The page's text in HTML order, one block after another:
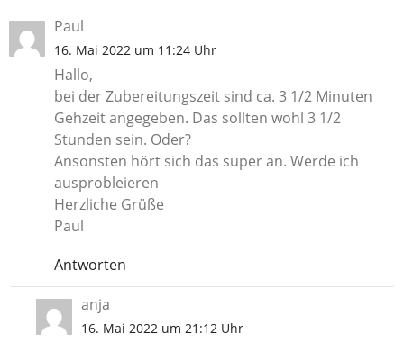
Paul
16. Mai 2022 um 11:24 Uhr
Hallo,
bei der Zubereitungszeit sind ca. 3 1/2 Minuten
Gehzeit angegeben. Das sollten wohl 3 1/2
Stunden sein. Oder?
Ansonsten hört sich das super an. Werde ich
ausprobleieren
Herzliche Grüße
Paul
Antworten
anja
16. Mai 2022 um 21:12 Uhr